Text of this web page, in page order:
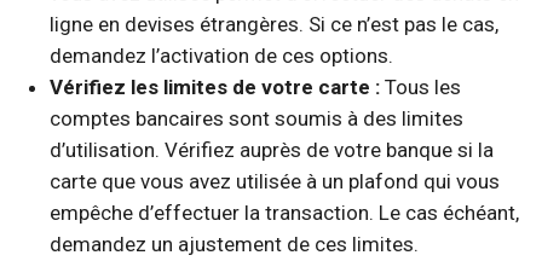
ligne en devises étrangères. Si ce n’est pas le cas,
demandez l’activation de ces options.
Vérifiez les limites de votre carte :Tous les
comptes bancaires sont soumis à des limites
d’utilisation. Vérifiez auprès de votre banque si la
carte que vous avez utilisée à un plafond qui vous
empêche d’effectuer la transaction. Le cas échéant,
demandez un ajustement de ces limites.